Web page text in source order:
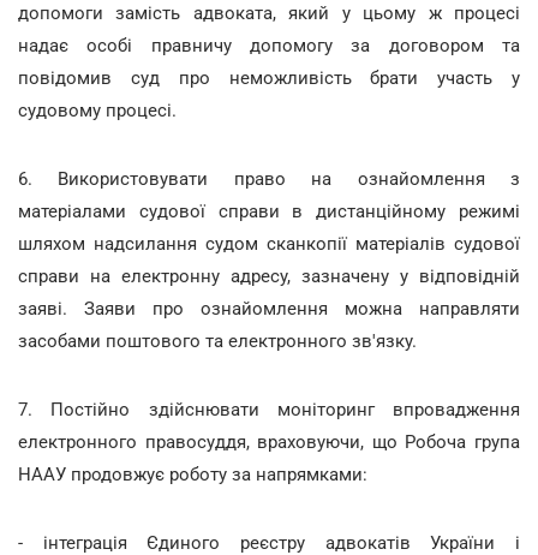
допомоги замість адвоката, який у цьому ж процесі
надає особі правничу допомогу за договором та
повідомив суд про неможливість брати участь у
судовому процесі.
6. Використовувати право на ознайомлення з
матеріалами судової справи в дистанційному режимі
шляхом надсилання судом сканкопії матеріалів судової
справи на електронну адресу, зазначену у відповідній
заяві. Заяви про ознайомлення можна направляти
засобами поштового та електронного зв'язку.
7. Постійно здійснювати моніторинг впровадження
електронного правосуддя, враховуючи, що Робоча група
НААУ продовжує роботу за напрямками:
- інтеграція Єдиного реєстру адвокатів України і